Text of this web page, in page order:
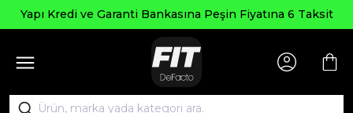
Yapı Kredi ve Garanti Bankasına Peşin Fiyatına 6 Taksit